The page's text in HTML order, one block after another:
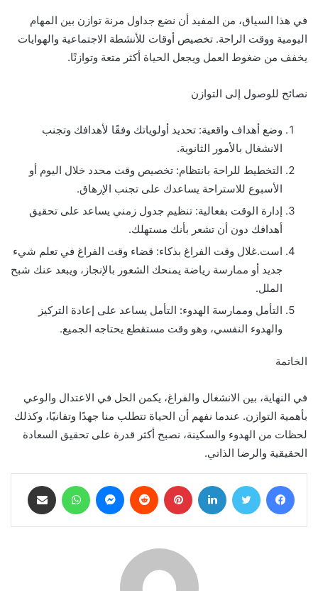
في هذا السياق، من المفيد أن نضع جداول مرنة توازن بين المهام
اليومية ووقت الراحة. تخصيص أوقات للأنشطة الاجتماعية والهوايات
يخفف من ضغوط العمل ويجعل الحياة أكثر متعة وتوازنًا.
نصائح للوصول إلى التوازن
وضع أهداف واقعية: تحديد أولوياتك وفقًا لأهدافك وتجنب
الانشغال بالأمور الثانوية.
التخطيط للراحة بانتظام: تخصيص وقت محدد خلال اليوم أو
الأسبوع للاستراحة يساعدك على تجنب الإرهاق.
إدارة الوقت بفعالية: تنظيم جدول زمني يساعد على تحقيق
أهدافك دون أن تشعر بأنك مستهلك.
است.غلال وقت الفراغ بذكاء: قضاء وقت الفراغ في تعلم شيء
جديد أو ممارسة رياضة يمنحك الشعور بالإنجاز، ويبعد عنك شبح
الملل.
التأمل وممارسة الهدوء: التأمل يساعد على إعادة التركيز
والهدوء النفسي، وهو وقت مستقطع يحتاجه الجميع.
الخاتمة
في النهاية، بين الانشغال والفراغ، يكمن الحل في الاعتدال والوعي
بأهمية التوازن. عندما نفهم أن الحياة تتطلب منا جهدًا وتفانيًا، وكذلك
لحظات من الهدوء والسكينة، نصبح أكثر قدرة على تحقيق السعادة
الحقيقية والرضا الذاتي.
فيسبوك تويتر لينكدإن بينتيريست ماسنجر واتساب